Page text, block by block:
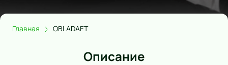
Главная OBLADAET
Описание